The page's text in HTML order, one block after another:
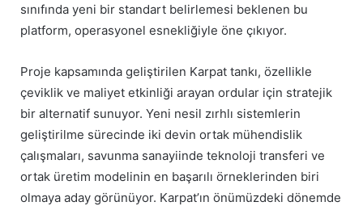
sınıfında yeni bir standart belirlemesi beklenen bu
platform, operasyonel esnekliğiyle öne çıkıyor.
Proje kapsamında geliştirilen Karpat tankı, özellikle
çeviklik ve maliyet etkinliği arayan ordular için stratejik
bir alternatif sunuyor. Yeni nesil zırhlı sistemlerin
geliştirilme sürecinde iki devin ortak mühendislik
çalışmaları, savunma sanayiinde teknoloji transferi ve
ortak üretim modelinin en başarılı örneklerinden biri
olmaya aday görünüyor. Karpat’ın önümüzdeki dönemde